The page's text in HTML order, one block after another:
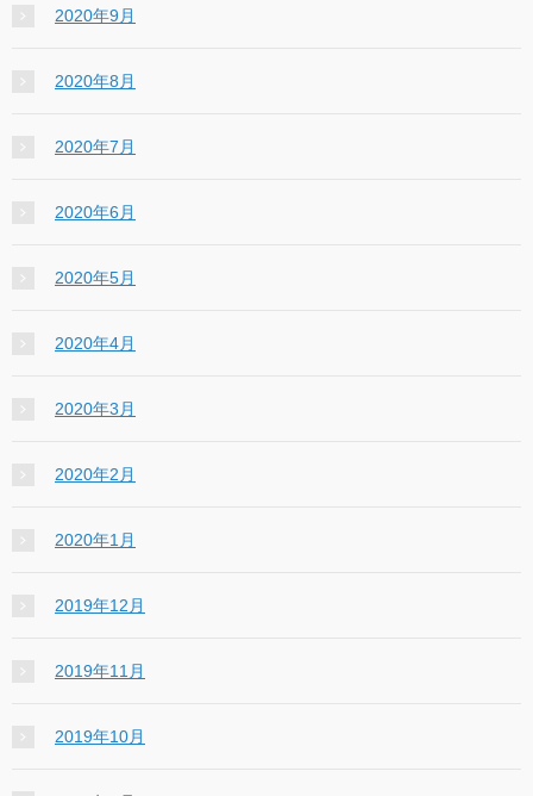
2020年9月
2020年8月
2020年7月
2020年6月
2020年5月
2020年4月
2020年3月
2020年2月
2020年1月
2019年12月
2019年11月
2019年10月